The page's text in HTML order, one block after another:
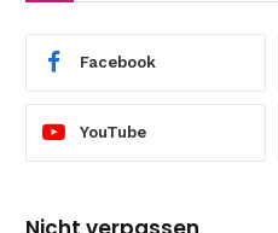
Facebook
YouTube